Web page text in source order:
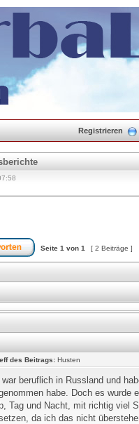
Registrieren
Seite 1 von 1 [ 2 Beiträge ]
des Beitrags: Husten
war beruflich in Russland und
habe. Doch es wurde
Tag und Nacht, mit richtig viel
da ich das nicht